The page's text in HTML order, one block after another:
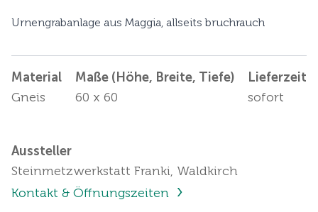
Urnengrabanlage aus Maggia, allseits bruchrauch
Material
Gneis
Maße (Höhe, Breite, Tiefe)
60 x 60
Lieferzeit
sofort
Aussteller
Steinmetzwerkstatt Franki, Waldkirch
Kontakt & Öffnungszeiten